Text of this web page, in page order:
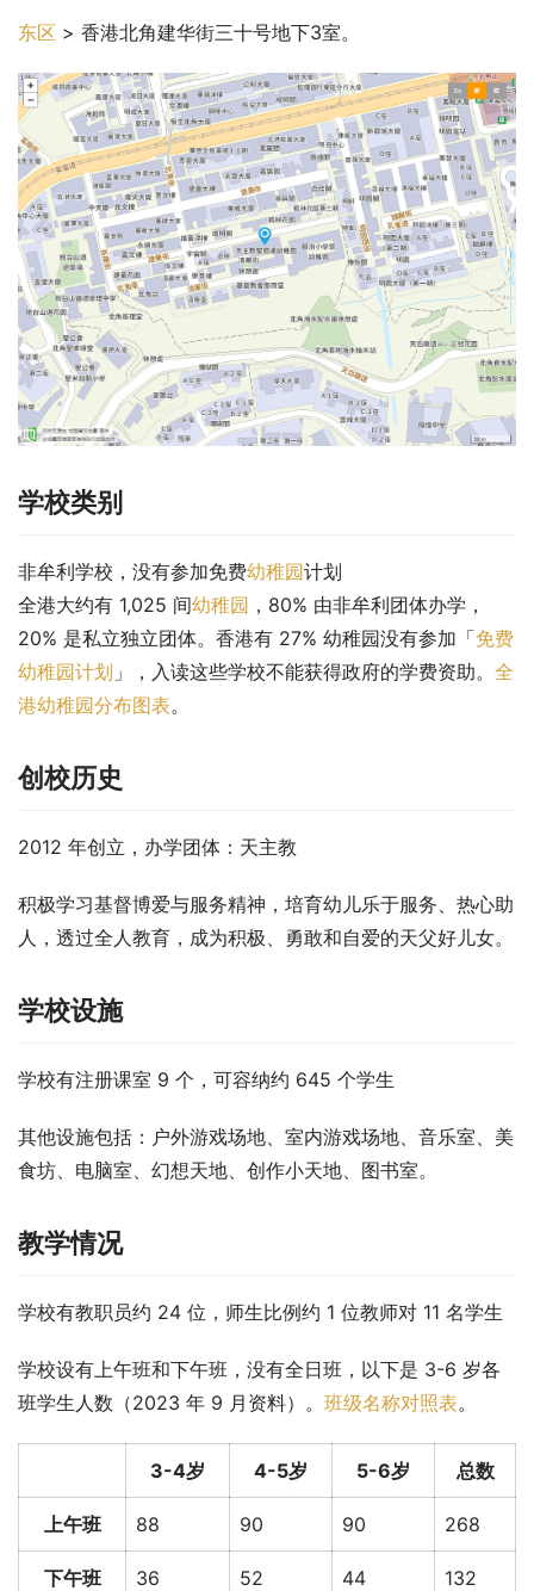
东区 > 香港北角建华街三十号地下3室。
学校类别
非牟利学校，没有参加免费幼稚园计划
全港大约有 1,025 间幼稚园 ，80% 由非牟利团体办学，
20% 是私立独立团体。香港有 27% 幼稚园没有参加「免费
幼稚园计划 」，入读这些学校不能获得政府的学费资助。 全
港幼稚园分布图表。
创校历史
2012 年创立，办学团体：天主教
积极学习基督博爱与服务精神，培育幼儿乐于服务、热心助
人，透过全人教育，成为积极、勇敢和自爱的天父好儿女。
学校设施
学校有注册课室 9 个，可容纳约 645 个学生
其他设施包括：户外游戏场地、室内游戏场地、音乐室、美
食坊、电脑室、幻想天地、创作小天地、图书室。
教学情况
学校有教职员约 24 位，师生比例约 1 位教师对 11 名学生
学校设有上午班和下午班，没有全日班，以下是 3-6 岁各
班学生人数（2023 年 9 月资料）。 班级名称对照表。
3-4岁 4-5岁 5-6岁 总数
上午班 88 90 90 268
下午班 36 52 44 132